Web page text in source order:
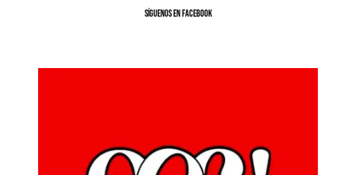
SíGUENOS EN FACEBOOK